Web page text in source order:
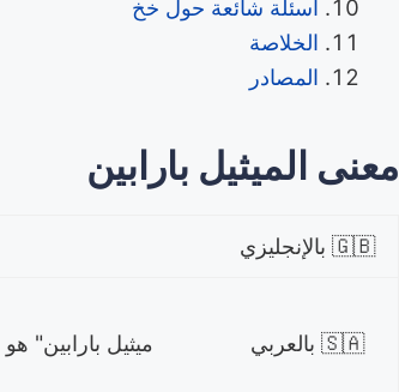
أسئلة شائعة حول خخ
الخلاصة
المصادر
معنى الميثيل بارابين
🇬🇧 بالإنجليزي
🇸🇦 بالعربي
ميثيل بارابين"